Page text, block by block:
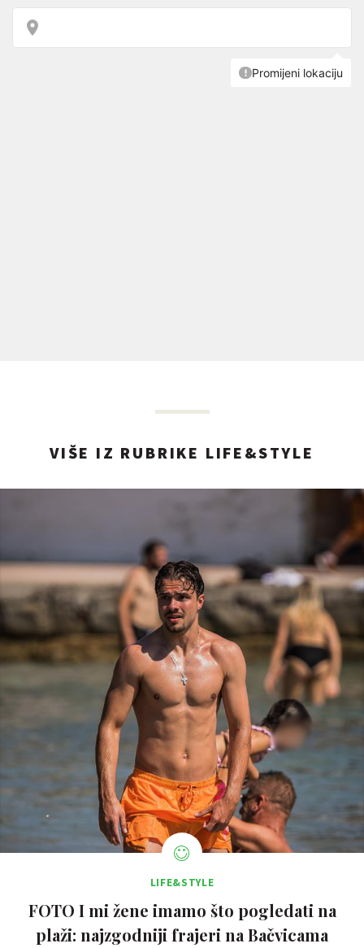
VIŠE IZ RUBRIKE LIFE&STYLE
LIFE&STYLE
FOTO I mi žene imamo što pogledati na
plaži: najzgodniji frajeri na Bačvicama